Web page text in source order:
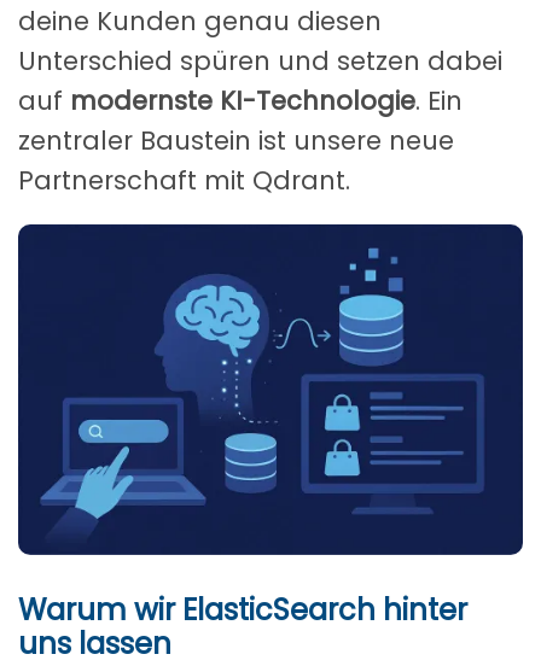
deine Kunden genau diesen
Unterschied spüren und setzen dabei
auf modernste KI-Technologie. Ein
zentraler Baustein ist unsere neue
Partnerschaft mit Qdrant.
Warum wir ElasticSearch hinter
uns lassen